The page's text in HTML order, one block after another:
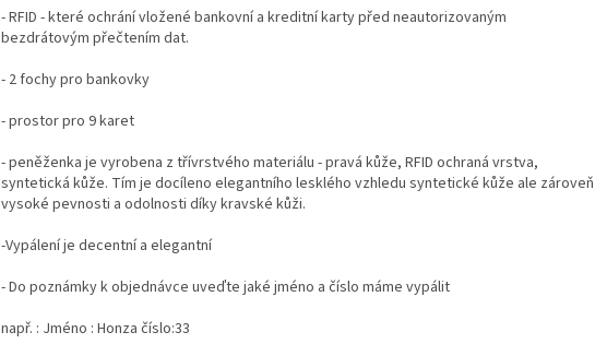
- RFID -které ochrání vložené bankovní a kreditní karty před neautorizovaným
bezdrátovým přečtením dat.
- 2 fochy pro bankovky
- prostor pro 9 karet
- peněženka je vyrobena z třívrstvého materiálu - pravá kůže, RFID ochraná vrstva,
syntetická kůže. Tím je docíleno elegantního lesklého vzhledu syntetické kůže ale zároveň
vysoké pevnosti a odolnosti díky kravské kůži.
-Vypálení je decentní a elegantní
- Do poznámky k objednávce uveďte jaké jméno a číslo máme vypálit
např. : Jméno : Honza číslo:33